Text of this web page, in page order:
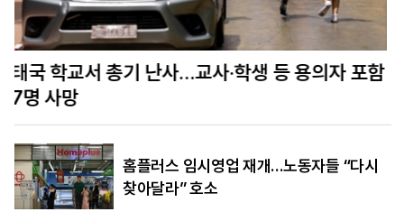
美정보당국 “푸틴, 수년 내 나토 회원국 공격할 수
도…결속력 시험”
홈플러스 임시영업 재개…노동자들 “다시
찾아달라” 호소